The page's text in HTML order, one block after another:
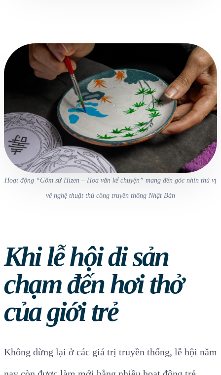
Hoạt động “Gốm sứ Hizen – Hoa văn kể chuyện” mang đến góc nhìn thú vị
về nghệ thuật thủ công truyền thống Nhật Bản
Khi lễ hội di sản
chạm đến hơi thở
của giới trẻ
Không dừng lại ở các giá trị truyền thống, lễ hội năm